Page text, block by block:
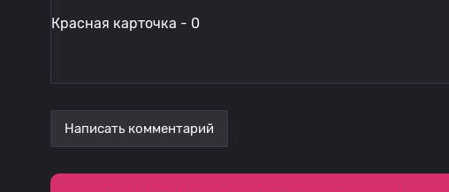
Красная карточка - 0
Написать комментарий